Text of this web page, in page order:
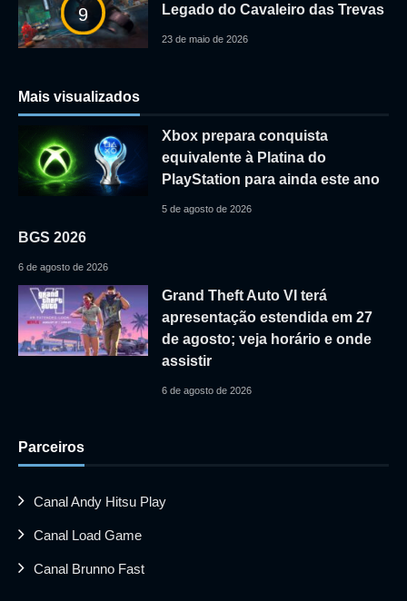
9
Legado do Cavaleiro das Trevas
23 de maio de 2026
Mais visualizados
Xbox prepara conquista
equivalente à Platina do
PlayStation para ainda este ano
5 de agosto de 2026
BGS 2026
6 de agosto de 2026
Grand Theft Auto VI terá
apresentação estendida em 27
de agosto; veja horário e onde
assistir
6 de agosto de 2026
Parceiros
Canal Andy Hitsu Play
Canal Load Game
Canal Brunno Fast